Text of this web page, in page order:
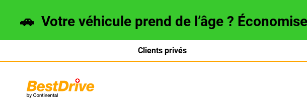
🚗 Votre véhicule prend de l’âge ?
Clients privés
Deutsch